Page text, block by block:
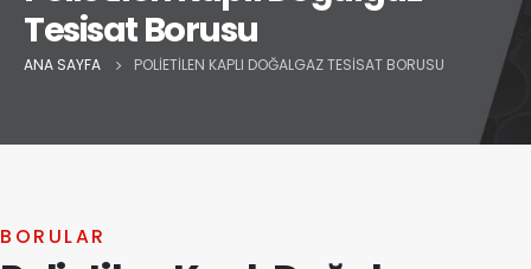
Tesisat Borusu
ANA SAYFA POLIETILEN KAPLI DOĞALGAZ TESISAT BORUSU
BORULAR